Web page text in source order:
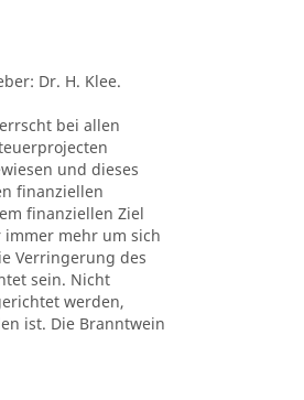
Dr. H. Klee.
bei allen
und dieses
finanziellen
finanziellen Ziel
mehr um sich
Verringerung des
sein. Nicht
werden,
ist. Die Branntwein